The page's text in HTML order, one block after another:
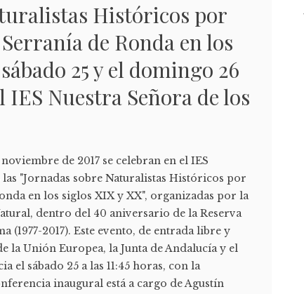
Históricos por
de Ronda en los
25 y el domingo 26
IES Nuestra Señora de los
de 2017 se celebran en el IES
"Jornadas sobre Naturalistas Históricos por
en los siglos XIX y XX", organizadas por la
dentro del 40 aniversario de la Reserva
(1977-2017). Este evento, de entrada libre y
la Unión Europea, la Junta de Andalucía y el
el sábado 25 a las 11:45 horas, con la
inaugural está a cargo de Agustín